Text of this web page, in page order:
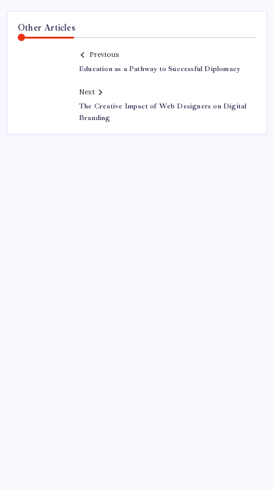
Other Articles
Previous
Education as a Pathway to Successful Diplomacy
Next
The Creative Impact of Web Designers on Digital
Branding